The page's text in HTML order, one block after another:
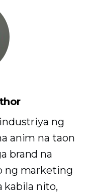
ng
anim na taon
brand na
ng marketing
kabila nito,